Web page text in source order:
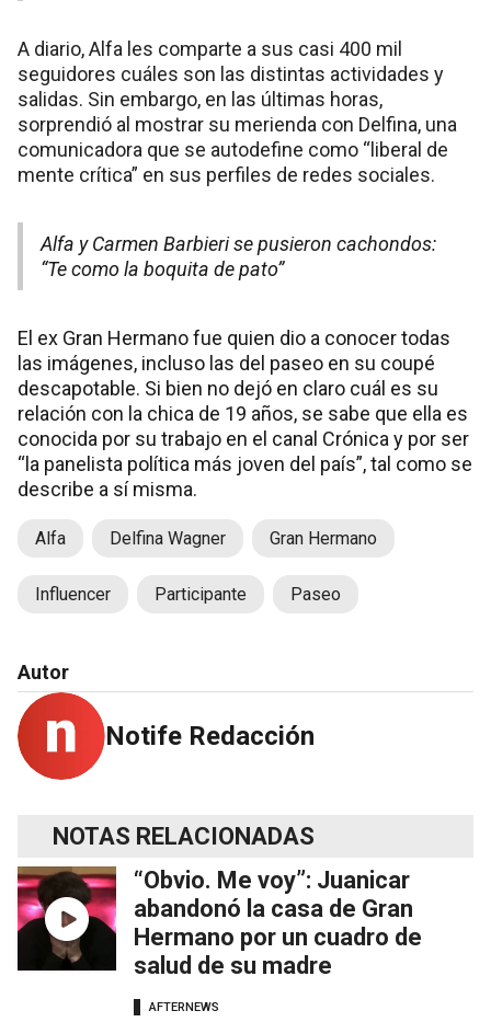
A diario, Alfa les comparte a sus casi 400 mil
seguidores cuáles son las distintas actividades y
salidas. Sin embargo, en las últimas horas,
sorprendió al mostrar su merienda con Delfina, una
comunicadora que se autodefine como “liberal de
mente crítica” en sus perfiles de redes sociales.
Alfa y Carmen Barbieri se pusieron cachondos:
“Te como la boquita de pato”
El ex Gran Hermano fue quien dio a conocer todas
las imágenes, incluso las del paseo en su coupé
descapotable. Si bien no dejó en claro cuál es su
relación con la chica de 19 años, se sabe que ella es
conocida por su trabajo en el canal Crónica y por ser
“la panelista política más joven del país”, tal como se
describe a sí misma.
Alfa Delfina Wagner Gran Hermano
Influencer Participante Paseo
Autor
Notife Redacción
NOTAS RELACIONADAS
“Obvio. Me voy”: Juanicar
abandonó la casa de Gran
Hermano por un cuadro de
salud de su madre
AFTERNEWS